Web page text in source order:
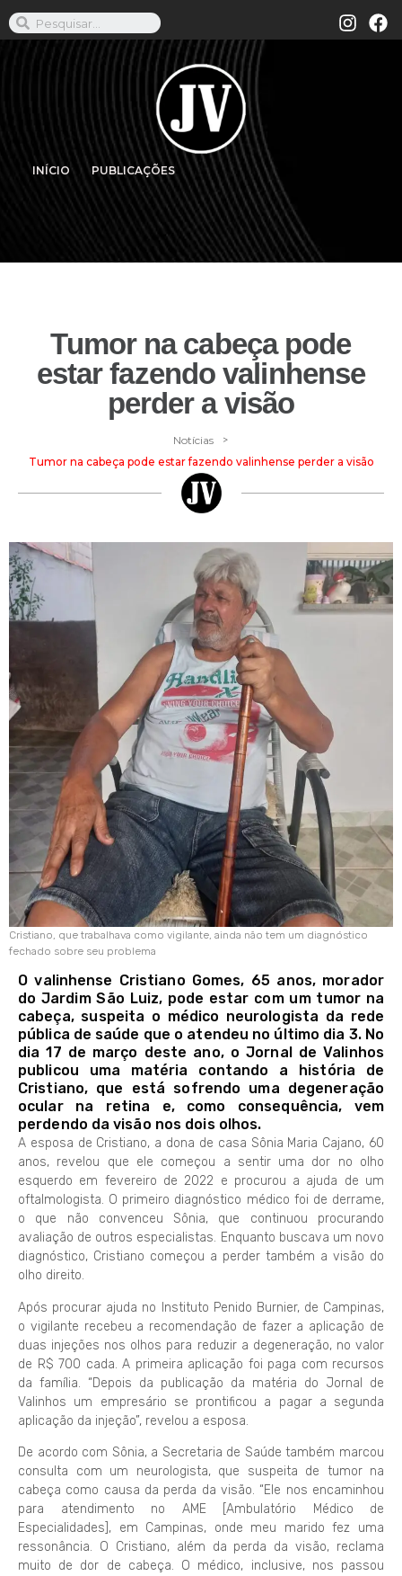
INÍCIO PUBLICAÇÕES
Tumor na cabeça pode
estar fazendo valinhense
perder a visão
Notícias >
Tumor na cabeça pode estar fazendo valinhense perder a visão
Cristiano, que trabalhava como vigilante, ainda não tem um diagnóstico
fechado sobre seu problema
O valinhense Cristiano Gomes, 65 anos, morador
do Jardim São Luiz, pode estar com um tumor na
cabeça, suspeita o médico neurologista da rede
pública de saúde que o atendeu no último dia 3. No
dia 17 de março deste ano, o Jornal de Valinhos
publicou uma matéria contando a história de
Cristiano, que está sofrendo uma degeneração
ocular na retina e, como consequência, vem
perdendo da visão nos dois olhos.
A esposa de Cristiano, a dona de casa Sônia Maria Cajano, 60
anos, revelou que ele começou a sentir uma dor no olho
esquerdo em fevereiro de 2022 e procurou a ajuda de um
oftalmologista. O primeiro diagnóstico médico foi de derrame,
o que não convenceu Sônia, que continuou procurando
avaliação de outros especialistas. Enquanto buscava um novo
diagnóstico, Cristiano começou a perder também a visão do
olho direito.
Após procurar ajuda no Instituto Penido Burnier, de Campinas,
o vigilante recebeu a recomendação de fazer a aplicação de
duas injeções nos olhos para reduzir a degeneração, no valor
de R$ 700 cada. A primeira aplicação foi paga com recursos
da família. “Depois da publicação da matéria do Jornal de
Valinhos um empresário se prontificou a pagar a segunda
aplicação da injeção”, revelou a esposa.
De acordo com Sônia, a Secretaria de Saúde também marcou
consulta com um neurologista, que suspeita de tumor na
cabeça como causa da perda da visão. “Ele nos encaminhou
para atendimento no AME [Ambulatório Médico de
Especialidades], em Campinas, onde meu marido fez uma
ressonância. O Cristiano, além da perda da visão, reclama
muito de dor de cabeça. O médico, inclusive, nos passou